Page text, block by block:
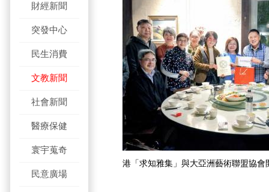
財經新聞
突發中心
民生消費
文教新聞
社會新聞
醫療保健
寰宇蒐奇
民意廣場
港「求知雅集」與大亞洲藝術聯盟協會